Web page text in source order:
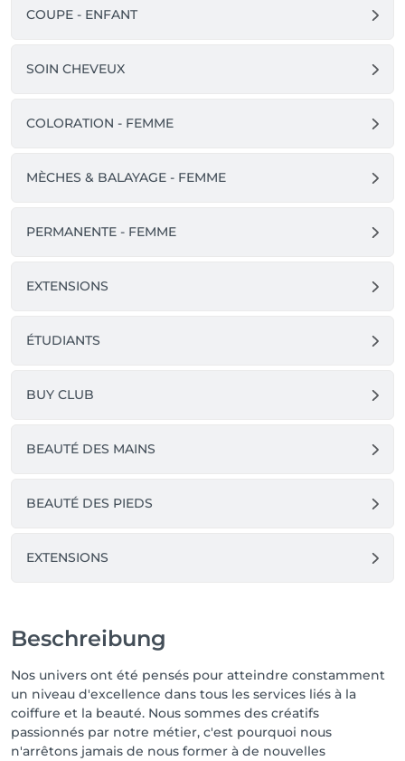
COUPE - ENFANT
SOIN CHEVEUX
COLORATION - FEMME
MÈCHES & BALAYAGE - FEMME
PERMANENTE - FEMME
EXTENSIONS
ÉTUDIANTS
BUY CLUB
BEAUTÉ DES MAINS
BEAUTÉ DES PIEDS
EXTENSIONS
Beschreibung
Nos univers ont été pensés pour atteindre constamment
un niveau d'excellence dans tous les services liés à la
coiffure et la beauté. Nous sommes des créatifs
passionnés par notre métier, c'est pourquoi nous
n'arrêtons jamais de nous former à de nouvelles